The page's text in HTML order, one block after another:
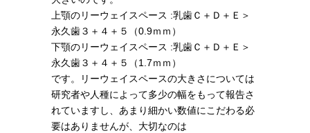
上顎のリーウェイスペース :乳歯Ｃ＋Ｄ＋Ｅ＞
永久歯３＋４＋５（0.9ｍｍ）
下顎のリーウェイスペース :乳歯Ｃ＋Ｄ＋Ｅ＞
永久歯３＋４＋５（1.7ｍｍ）
です。リーウェイスペースの大きさについては
研究者や人種によって多少の幅をもって報告さ
れていますし、あまり細かい数値にこだわる必
要はありませんが、大切なのは